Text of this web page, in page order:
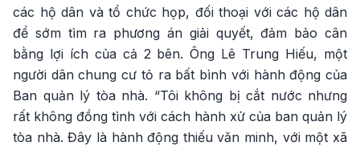
các hộ dân và tổ chức họp, đối thoại với các hộ dân
để sớm tìm ra phương án giải quyết, đảm bảo cân
bằng lợi ích của cả 2 bên. Ông Lê Trung Hiếu, một
người dân chung cư tỏ ra bất bình với hành động của
Ban quản lý tòa nhà. “Tôi không bị cắt nước nhưng
rất không đồng tình với cách hành xử của ban quản lý
tòa nhà. Đây là hành động thiếu văn minh, với một xã